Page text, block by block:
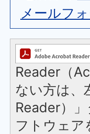
メールフ
Reader（
ない方は、
Reader）
フトウェア